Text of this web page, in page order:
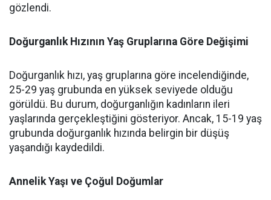
gözlendi.
Doğurganlık Hızının Yaş Gruplarına Göre Değişimi
Doğurganlık hızı, yaş gruplarına göre incelendiğinde,
25-29 yaş grubunda en yüksek seviyede olduğu
görüldü. Bu durum, doğurganlığın kadınların ileri
yaşlarında gerçekleştiğini gösteriyor. Ancak, 15-19 yaş
grubunda doğurganlık hızında belirgin bir düşüş
yaşandığı kaydedildi.
Annelik Yaşı ve Çoğul Doğumlar